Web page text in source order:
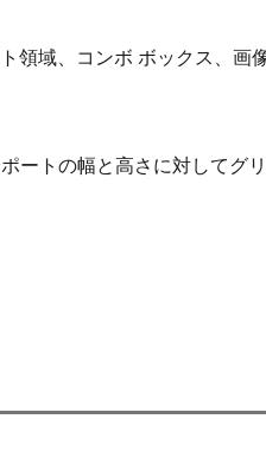
領域、コンボ ボックス、画
ートの幅と高さに対してグ